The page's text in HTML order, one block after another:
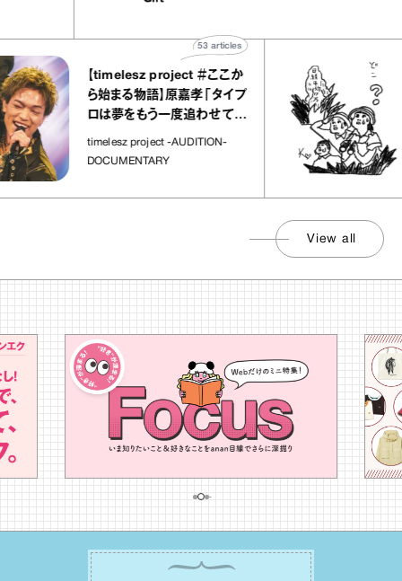
【timelesz project ＃ここか
ら始まる物語】原嘉孝「タイプ
ロは夢をもう一度追わせてく
れた場所」
timelesz project -AUDITION-
DOCUMENTARY
articles
View all